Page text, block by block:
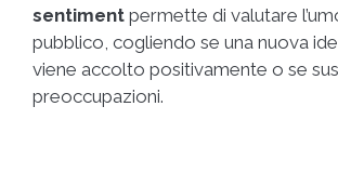
sentiment permette di valutare
pubblico, cogliendo se una nuova
viene accolto positivamente o se
preoccupazioni.